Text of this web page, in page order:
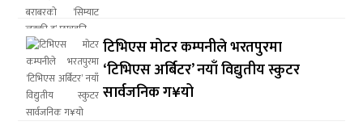
टिभिएस मोटर कम्पनीले भरतपुरमा
‘टिभिएस अर्बिटर’ नयाँ विद्युतीय स्कुटर
सार्वजनिक ग¥यो